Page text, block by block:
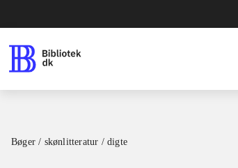
Bøger / skønlitteratur / digte